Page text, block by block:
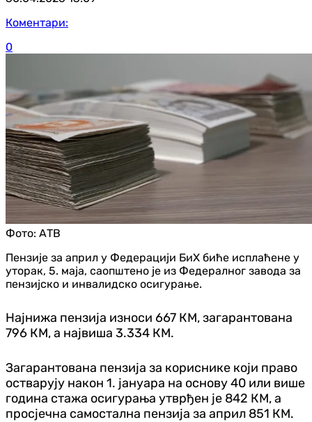
Коментари:
0
Фото: АТВ
Пензије за април у Федерацији БиХ биће исплаћене у
уторак, 5. маја, саопштено је из Федералног завода за
пензијско и инвалидско осигурање.
Најнижа пензија износи 667 КМ, загарантована
796 КМ, а највиша 3.334 КМ.
Загарантована пензија за кориснике који право
остварују након 1. јануара на основу 40 или више
година стажа осигурања утврђен је 842 КМ, а
просјечна самостална пензија за април 851 КМ.